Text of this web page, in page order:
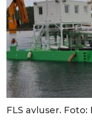
FLS avluser.